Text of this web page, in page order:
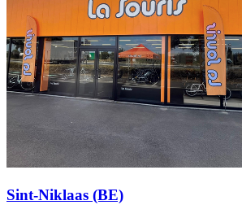
Sint-Niklaas (BE)